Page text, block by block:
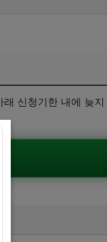
신청기한 내에 늦지